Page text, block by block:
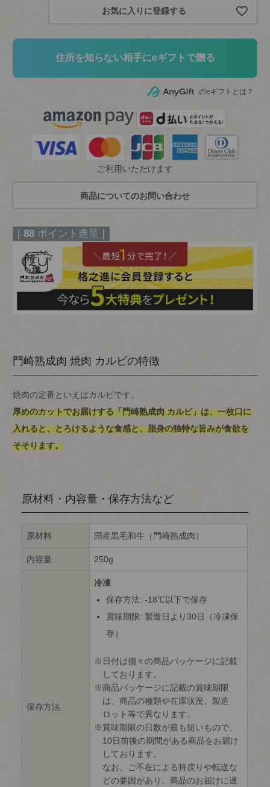
お気に入りに登録する
住所を知らない相手にeギフトで贈る
のeギフトとは？
ご利用いただけます
[ 88 ポイント進呈 ]
門崎熟成肉 焼肉 カルビの特徴
焼肉の定番といえばカルビです。
厚めのカットでお届けする「門崎熟成肉 カルビ」は、一枚口に
入れると、とろけるような食感と、脂身の独特な旨みが食欲を
そそります。
原材料・内容量・保存方法など
原材料 国産黒毛和牛（門崎熟成肉）
内容量 250g
保存方法
冷凍
保存方法: -18℃以下で保存
賞味期限: 製造日より30日（冷凍保
存）
日付は個々の商品パッケージに記載
しております。
商品パッケージに記載の賞味期限
は、商品の種類や在庫状況、製造
ロット等で異なります。
賞味期限の日数が最も短いもので、
10日前後の期間がある商品をお届け
しております。
なお、ご不在による持戻りや転送な
どの要因があり、商品のお届けに遅